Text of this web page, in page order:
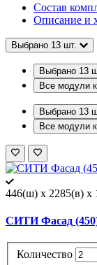
Состав
Описание и
Выбрано 13 шт.
Выбрано 13
Все модули
Выбрано 13
Все модули
446(ш) x 2285(в) x
СИТИ Фасад
Количество